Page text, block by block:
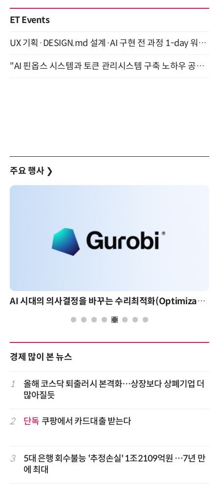
ET Events
UX 기획·DESIGN.md 설계·AI 구현 전 과정 1-day 워크숍 with Claude Code·Codex 9월 15일 개최
"AI 핀옵스 시스템과 토큰 관리시스템 구축 노하우 공개" 잠실 한국광고문화회관 2층 대회의실 (8/21)
주요 행사 ❯
AI 시대의 의사결정을 바꾸는 수리최적화(Optimization): 실제 산업 적용 사례와 활용 전략
경제 많이 본 뉴스
1
올해 코스닥 퇴출러시 본격화…상장보다 상폐기업 더
많아질듯
2 단독 쿠팡에서 카드대출 받는다
3
5대 은행 회수불능 '추정손실' 1조2109억원 …7년 만
에 최대